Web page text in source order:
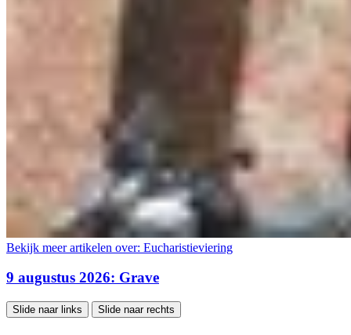
Bekijk meer artikelen over: Eucharistieviering
9 augustus 2026: Grave
Slide naar links Slide naar rechts